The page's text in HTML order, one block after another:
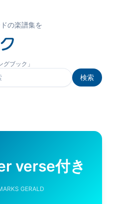
の楽譜集を
ブック」
検索
verse付き
GERALD